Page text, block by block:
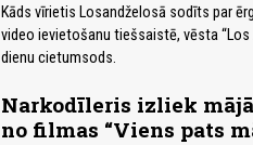
Kāds vīrietis Losandželosā sodīts par
video ievietošanu tiešsaistē, vēsta
dienu cietumsods.
Narkodīleris izliek
no filmas “Viens pats